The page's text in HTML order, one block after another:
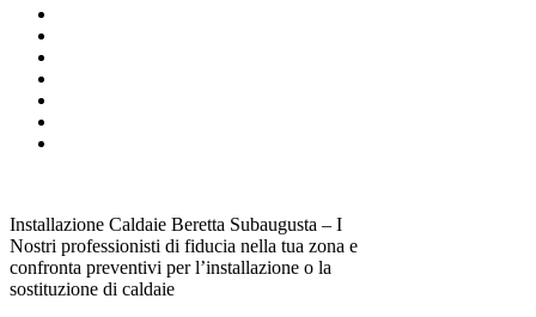
Installazione Caldaie Beretta Subaugusta – I
Nostri professionisti di fiducia nella tua zona e
confronta preventivi per l’installazione o la
sostituzione di caldaie